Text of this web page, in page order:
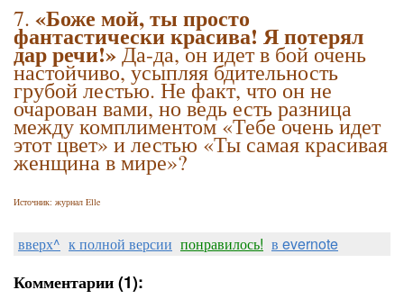
7. «Боже мой, ты просто
фантастически красива! Я потерял
дар речи!»Да-да, он идет в бой очень
настойчиво, усыпляя бдительность
грубой лестью. Не факт, что он не
очарован вами, но ведь есть разница
между комплиментом «Тебе очень идет
этот цвет» и лестью «Ты самая красивая
женщина в мире»?
Источник: журнал Elle
вверх^ к полной версии понравилось! в evernote
Комментарии (1):